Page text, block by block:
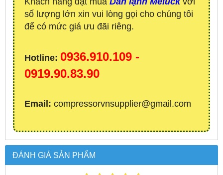
số lượng lớn xin vui lòng gọi cho chúng tôi
để có mức giá ưu đãi riêng.
Hotline: 0936.910.109 -
0919.90.83.90
Email: compressorvnsupplier@gmail.com
ĐÁNH GIÁ SẢN PHẨM